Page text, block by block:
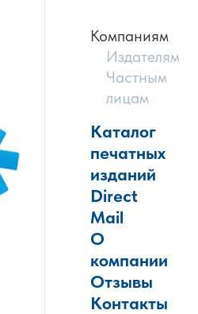
Компаниям
Издателям
Частным
лицам
Каталог
печатных
изданий
Direct
Mail
О
компании
Отзывы
Контакты